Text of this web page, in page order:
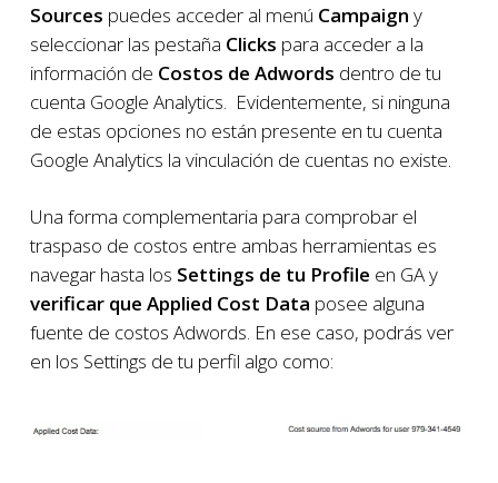
Sources puedes acceder al menú Campaign y
seleccionar las pestaña Clicks para acceder a la
información de Costos de Adwords dentro de tu
cuenta Google Analytics. Evidentemente, si ninguna
de estas opciones no están presente en tu cuenta
Google Analytics la vinculación de cuentas no existe.
Una forma complementaria para comprobar el
traspaso de costos entre ambas herramientas es
navegar hasta los Settings de tu Profile en GA y
verificar que Applied Cost Data posee alguna
fuente de costos Adwords. En ese caso, podrás ver
en los Settings de tu perfil algo como: